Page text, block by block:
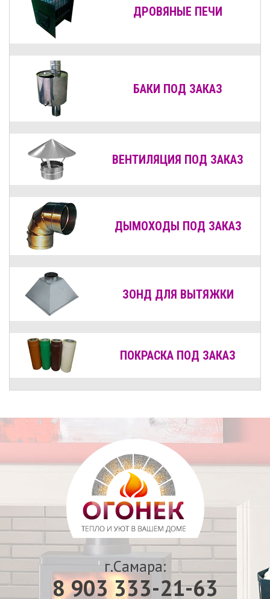
ДРОВЯНЫЕ ПЕЧИ
БАКИ ПОД ЗАКАЗ
ВЕНТИЛЯЦИЯ ПОД ЗАКАЗ
ДЫМОХОДЫ ПОД ЗАКАЗ
ЗОНД ДЛЯ ВЫТЯЖКИ
ПОКРАСКА ПОД ЗАКАЗ
г.Самара:
8 903 333-21-63